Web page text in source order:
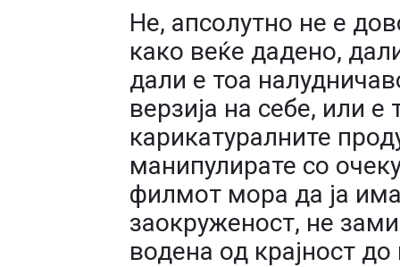
Не, апсолутно не е
како веќе дадено,
дали е тоа
верзија на себе, или
карикатуралните
манипулирате со
филмот мора да ја има
заокруженост, не
водена од крајност до